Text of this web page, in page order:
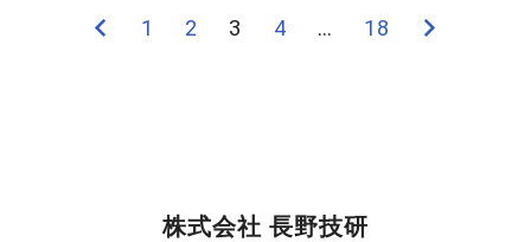
前1 2 3 4 … 18
次
株式会社 長野技研